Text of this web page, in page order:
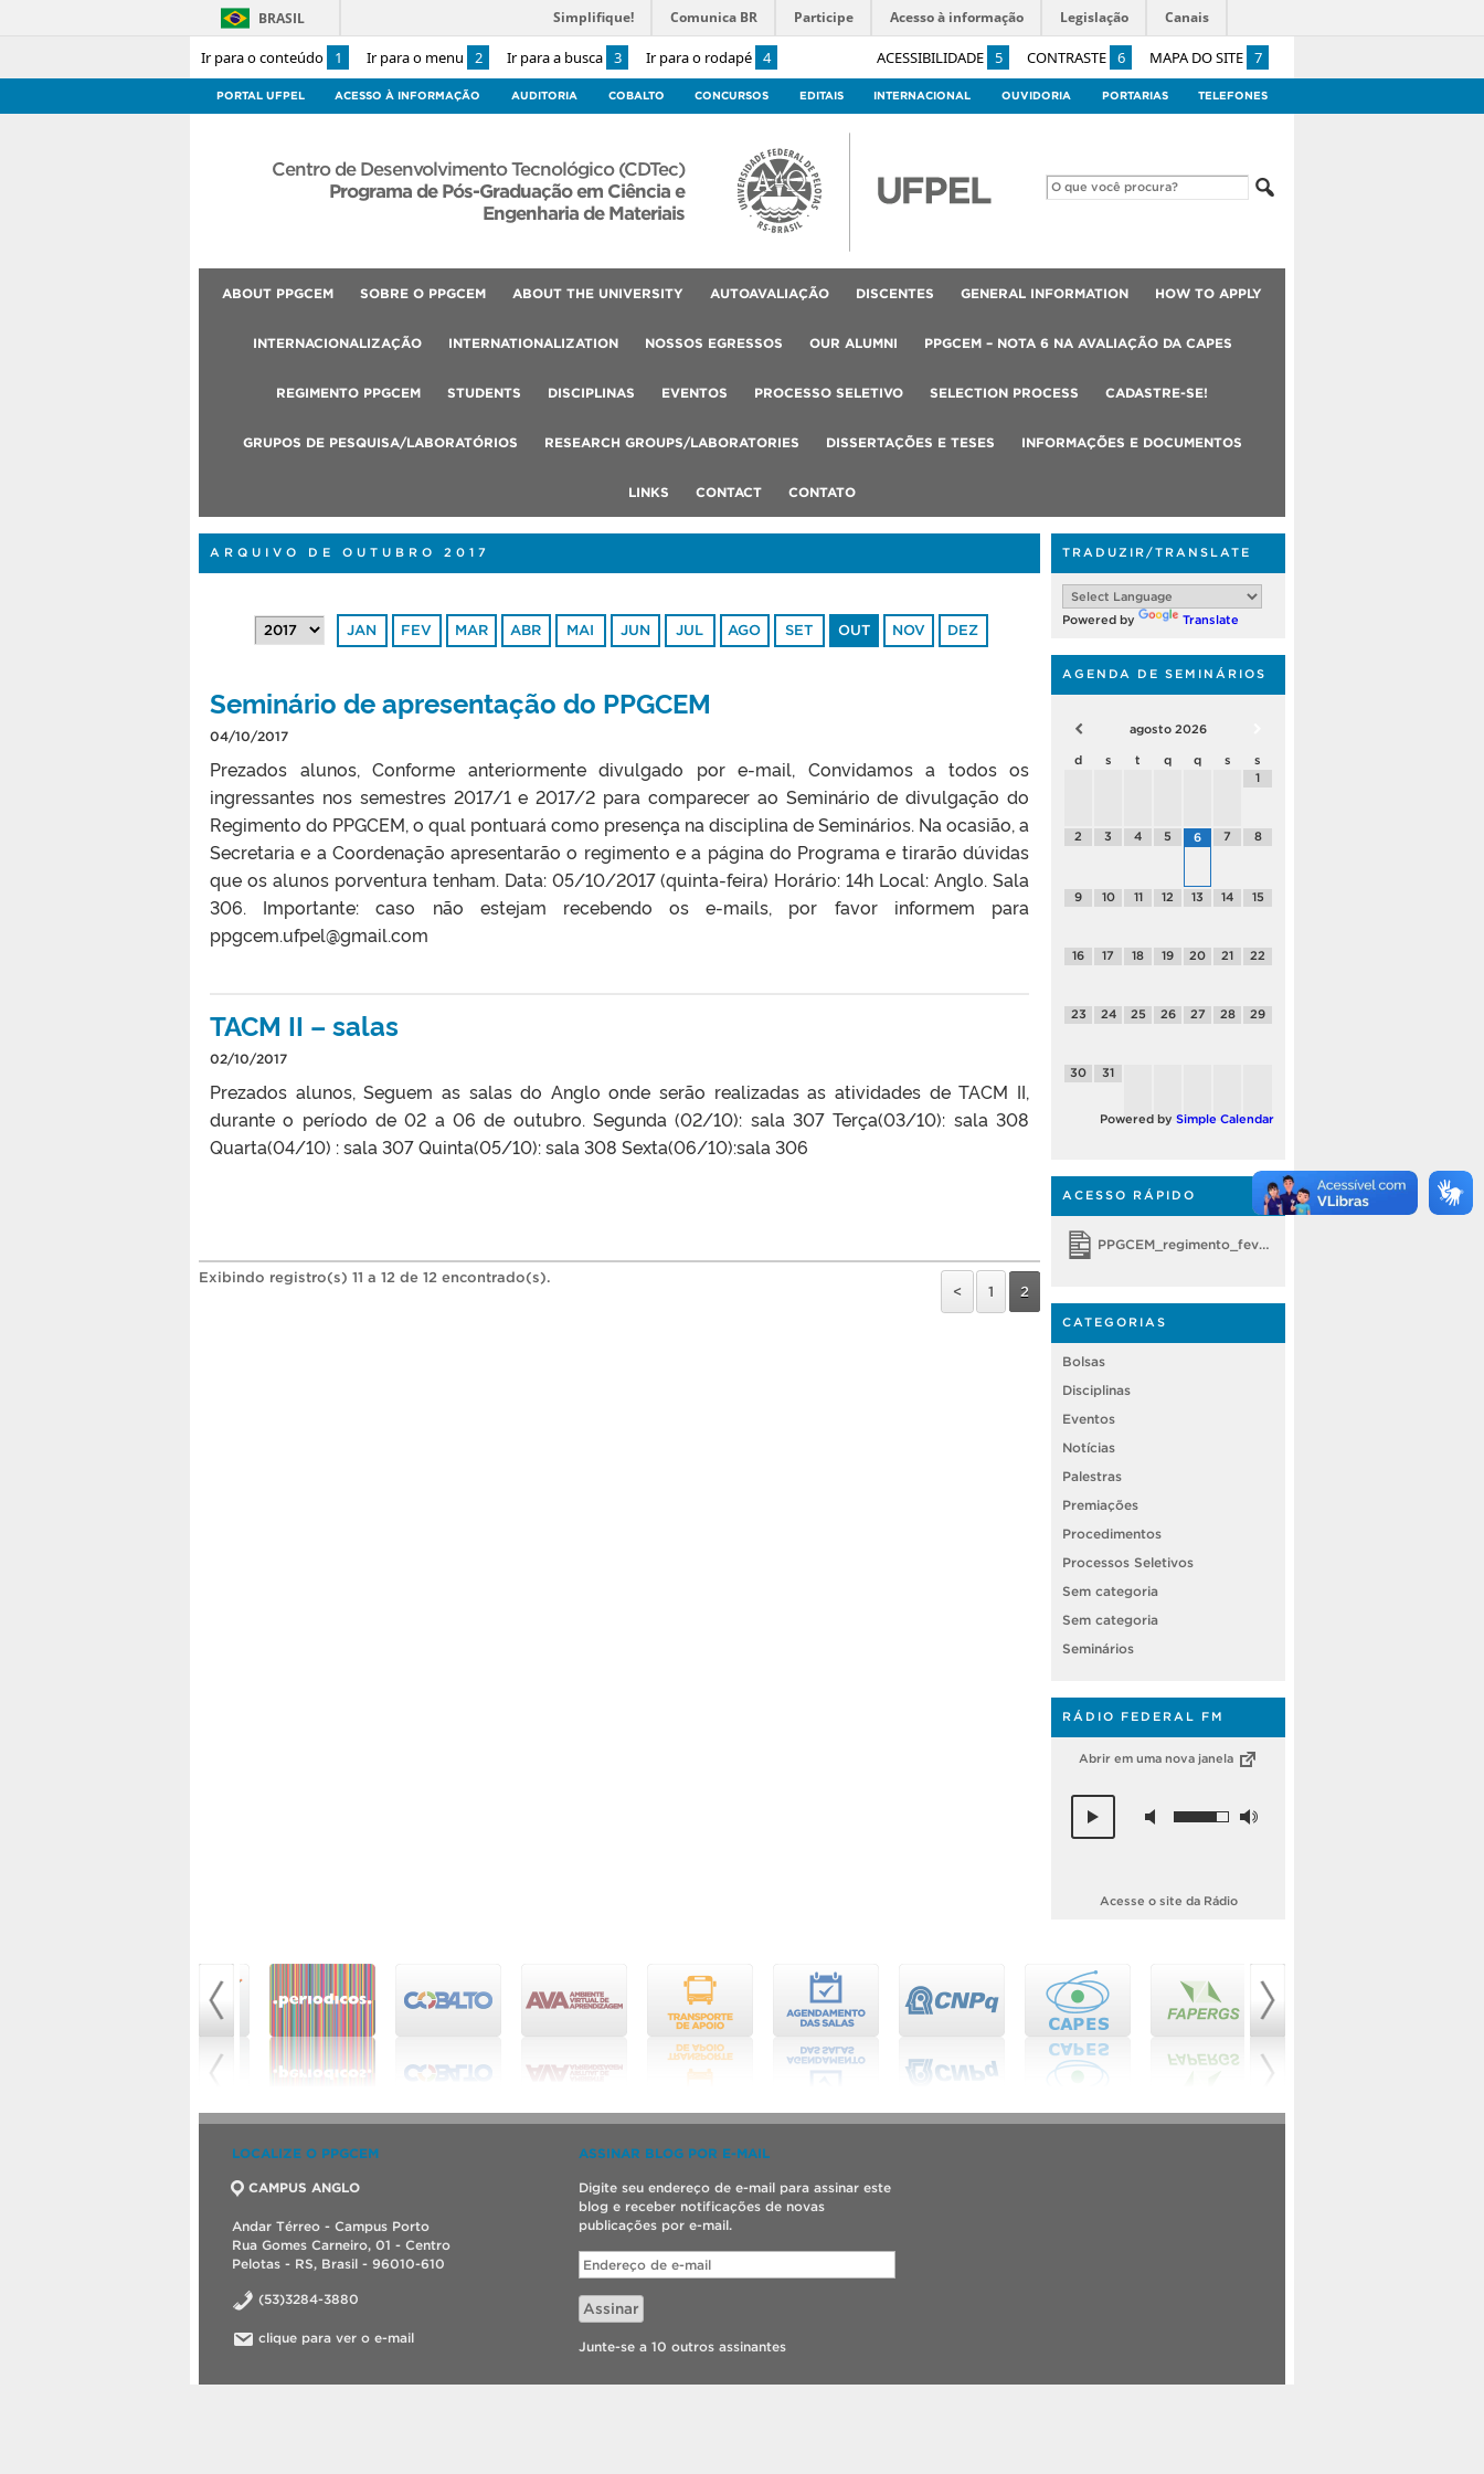
Ir para o conteúdo 1 Ir para o menu 2 Ir para a busca 3 Ir para o rodapé 4 ACESSIBILIDADE 5 CONTRASTE 6 MAPA DO SITE 7
BRASIL Simplifique! Comunica BR Participe Acesso à informação Legislação Canais
PORTAL UFPEL ACESSO À INFORMAÇÃO AUDITORIA COBALTO CONCURSOS EDITAIS INTERNACIONAL OUVIDORIA PORTARIAS TELEFONES
Centro de Desenvolvimento Tecnológico (CDTec)
Programa de Pós-Graduação em Ciência e
Engenharia de Materiais
ABOUT PPGCEM SOBRE O PPGCEM ABOUT THE UNIVERSITY AUTOAVALIAÇÃO DISCENTES GENERAL INFORMATION HOW TO APPLY
INTERNACIONALIZAÇÃO INTERNATIONALIZATION NOSSOS EGRESSOS OUR ALUMNI PPGCEM – NOTA 6 NA AVALIAÇÃO DA CAPES
REGIMENTO PPGCEM STUDENTS DISCIPLINAS EVENTOS PROCESSO SELETIVO SELECTION PROCESS CADASTRE-SE!
GRUPOS DE PESQUISA/LABORATÓRIOS RESEARCH GROUPS/LABORATORIES DISSERTAÇÕES E TESES INFORMAÇÕES E DOCUMENTOS
LINKS CONTACT CONTATO
ARQUIVO DE OUTUBRO 2017
JAN FEV MAR ABR MAI JUN JUL AGO SET OUT NOV DEZ
Seminário de apresentação do PPGCEM
04/10/2017
Prezados alunos, Conforme anteriormente divulgado por e-mail, Convidamos a todos os
ingressantes nos semestres 2017/1 e 2017/2 para comparecer ao Seminário de divulgação do
Regimento do PPGCEM, o qual pontuará como presença na disciplina de Seminários. Na ocasião, a
Secretaria e a Coordenação apresentarão o regimento e a página do Programa e tirarão dúvidas
que os alunos porventura tenham. Data: 05/10/2017 (quinta-feira) Horário: 14h Local: Anglo. Sala
306. Importante: caso não estejam recebendo os e-mails, por favor informem para
ppgcem.ufpel@gmail.com
TACM II – salas
02/10/2017
Prezados alunos, Seguem as salas do Anglo onde serão realizadas as atividades de TACM II,
durante o período de 02 a 06 de outubro. Segunda (02/10): sala 307 Terça(03/10): sala 308
Quarta(04/10) : sala 307 Quinta(05/10): sala 308 Sexta(06/10):sala 306
Exibindo registro(s) 11 a 12 de 12 encontrado(s).
<
1 2
TRADUZIR/TRANSLATE
Powered by Translate
AGENDA DE SEMINÁRIOS
agosto 2026
d s t q q s
s
1
2 3 4 5 6 7 8
9 10 11 12 13 14 15
16 17 18 19 20 21 22
23 24 25 26 27 28 29
30 31
Powered by Simple Calendar
ACESSO RÁPIDO
PPGCEM_regimento_fevereiro 2018
CATEGORIAS
Bolsas
Disciplinas
Eventos
Notícias
Palestras
Premiações
Procedimentos
Processos Seletivos
Sem categoria
Sem categoria
Seminários
RÁDIO FEDERAL FM
Abrir em uma nova janela
Acesse o site da Rádio
LOCALIZE O PPGCEM
CAMPUS ANGLO
Andar Térreo - Campus Porto
Rua Gomes Carneiro, 01 - Centro
Pelotas - RS, Brasil - 96010-610
(53)3284-3880
clique para ver o e-mail
ASSINAR BLOG POR E-MAIL
Digite seu endereço de e-mail para assinar este
blog e receber notificações de novas
publicações por e-mail.
Endereço
de
e-
mail
Assinar
Junte-se a 10 outros assinantes